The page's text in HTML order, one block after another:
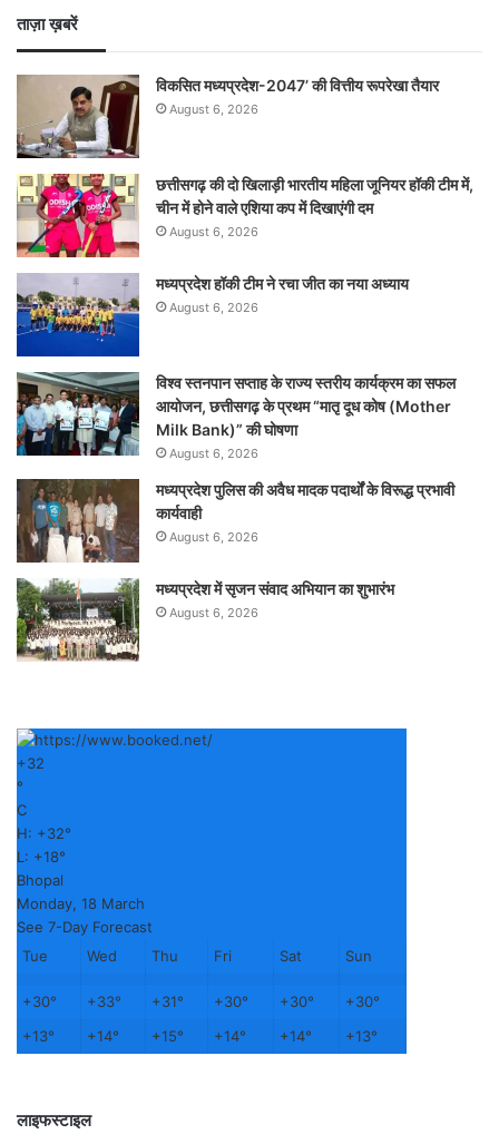
ताज़ा ख़बरें
विकसित मध्यप्रदेश-2047’ की वित्तीय रूपरेखा तैयार
August 6, 2026
छत्तीसगढ़ की दो खिलाड़ी भारतीय महिला जूनियर हॉकी टीम में,
चीन में होने वाले एशिया कप में दिखाएंगी दम
August 6, 2026
मध्यप्रदेश हॉकी टीम ने रचा जीत का नया अध्याय
August 6, 2026
विश्व स्तनपान सप्ताह के राज्य स्तरीय कार्यक्रम का सफल
आयोजन, छत्तीसगढ़ के प्रथम “मातृ दूध कोष (Mother
Milk Bank)” की घोषणा
August 6, 2026
मध्यप्रदेश पुलिस की अवैध मादक पदार्थों के विरूद्ध प्रभावी
कार्यवाही
August 6, 2026
मध्यप्रदेश में सृजन संवाद अभियान का शुभारंभ
August 6, 2026
+32
°
C
H: +32°
L: +18°
Bhopal
Monday, 18 March
See 7-Day Forecast
Tue
Wed Thu Fri Sat Sun
+30° +33° +31° +30° +30° +30°
+13° +14° +15° +14° +14° +13°
लाइफस्टाइल